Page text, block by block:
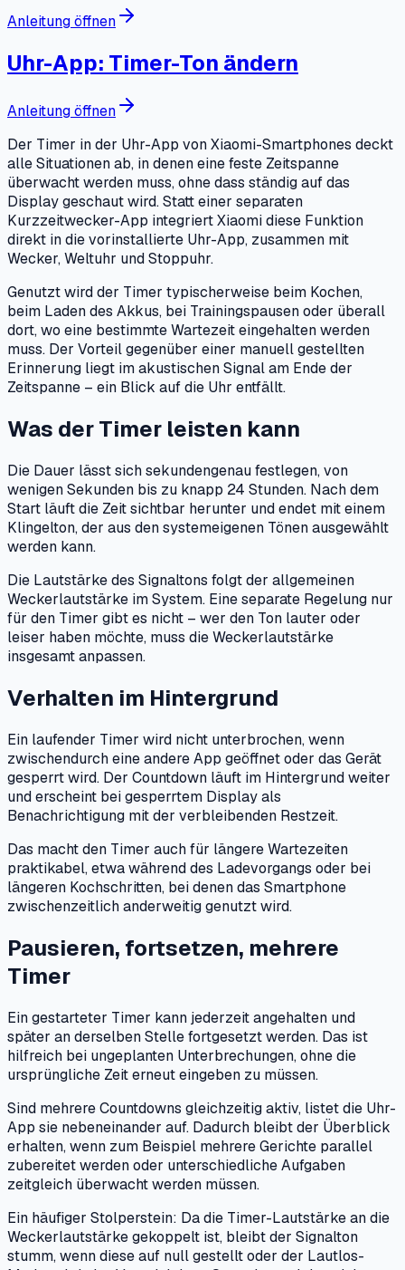
Anleitung öffnen
Uhr-App: Timer-Ton ändern
Anleitung öffnen
Der Timer in der Uhr-App von Xiaomi-Smartphones deckt
alle Situationen ab, in denen eine feste Zeitspanne
überwacht werden muss, ohne dass ständig auf das
Display geschaut wird. Statt einer separaten
Kurzzeitwecker-App integriert Xiaomi diese Funktion
direkt in die vorinstallierte Uhr-App, zusammen mit
Wecker, Weltuhr und Stoppuhr.
Genutzt wird der Timer typischerweise beim Kochen,
beim Laden des Akkus, bei Trainingspausen oder überall
dort, wo eine bestimmte Wartezeit eingehalten werden
muss. Der Vorteil gegenüber einer manuell gestellten
Erinnerung liegt im akustischen Signal am Ende der
Zeitspanne – ein Blick auf die Uhr entfällt.
Was der Timer leisten kann
Die Dauer lässt sich sekundengenau festlegen, von
wenigen Sekunden bis zu knapp 24 Stunden. Nach dem
Start läuft die Zeit sichtbar herunter und endet mit einem
Klingelton, der aus den systemeigenen Tönen ausgewählt
werden kann.
Die Lautstärke des Signaltons folgt der allgemeinen
Weckerlautstärke im System. Eine separate Regelung nur
für den Timer gibt es nicht – wer den Ton lauter oder
leiser haben möchte, muss die Weckerlautstärke
insgesamt anpassen.
Verhalten im Hintergrund
Ein laufender Timer wird nicht unterbrochen, wenn
zwischendurch eine andere App geöffnet oder das Gerät
gesperrt wird. Der Countdown läuft im Hintergrund weiter
und erscheint bei gesperrtem Display als
Benachrichtigung mit der verbleibenden Restzeit.
Das macht den Timer auch für längere Wartezeiten
praktikabel, etwa während des Ladevorgangs oder bei
längeren Kochschritten, bei denen das Smartphone
zwischenzeitlich anderweitig genutzt wird.
Pausieren, fortsetzen, mehrere
Timer
Ein gestarteter Timer kann jederzeit angehalten und
später an derselben Stelle fortgesetzt werden. Das ist
hilfreich bei ungeplanten Unterbrechungen, ohne die
ursprüngliche Zeit erneut eingeben zu müssen.
Sind mehrere Countdowns gleichzeitig aktiv, listet die Uhr-
App sie nebeneinander auf. Dadurch bleibt der Überblick
erhalten, wenn zum Beispiel mehrere Gerichte parallel
zubereitet werden oder unterschiedliche Aufgaben
zeitgleich überwacht werden müssen.
Ein häufiger Stolperstein: Da die Timer-Lautstärke an die
Weckerlautstärke gekoppelt ist, bleibt der Signalton
stumm, wenn diese auf null gestellt oder der Lautlos-